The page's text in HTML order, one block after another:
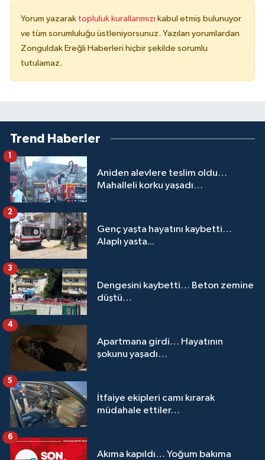
Yorum yazarak topluluk kurallarımızı kabul etmiş bulunuyor
ve tüm sorumluluğu üstleniyorsunuz. Yazılan yorumlardan
Zonguldak Ereğli Haberleri hiçbir şekilde sorumlu
tutulamaz.
Trend Haberler
Aniden alevlere teslim oldu…
Mahalleli korku yaşadı…
1
Genç yaşta hayatını kaybetti…
Alaplı yasta...
2
Dengesini kaybetti… Beton zemine
düştü…
3
Apartmana girdi… Hayatının
şokunu yaşadı…
4
İtfaiye ekipleri camı kırarak
müdahale ettiler…
5
Akıma kapıldı… Yoğum bakıma
6